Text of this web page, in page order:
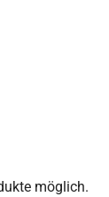
möglich.